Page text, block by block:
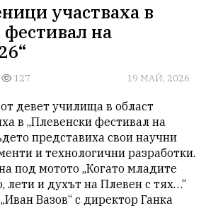
участваха в
на
127 19 МАЙ, 2026
девет училища в област
в „Плевенски фестивал на
представиха свои научни
и технологични разработки.
под мотото „Когато младите
лети и духът на Плевен с тях…“
Вазов“ с директор Ганка